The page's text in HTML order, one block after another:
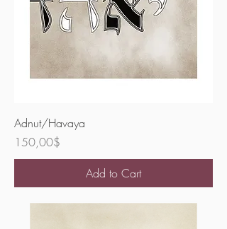
Adnut/Havaya
Price
150,00$
Add to Cart